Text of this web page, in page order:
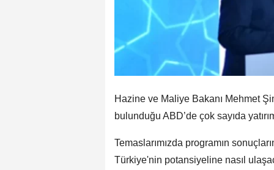
Hazine ve Maliye Bakanı Mehmet
bulunduğu ABD’de çok sayıda
Temaslarımızda programın
Türkiye'nin potansiyeline nasıl